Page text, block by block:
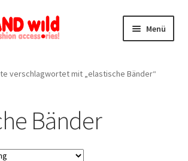
Menü
verschlagwortet mit „elastische Bänder“
Bänder